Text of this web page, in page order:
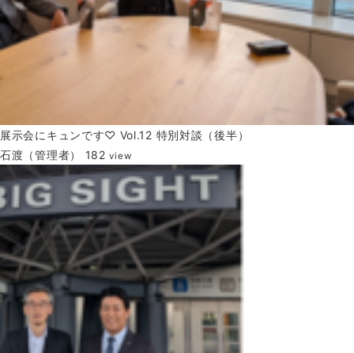
展示会にキュンです♡ Vol.12 特別対談（後半）
石渡（管理者）
182view